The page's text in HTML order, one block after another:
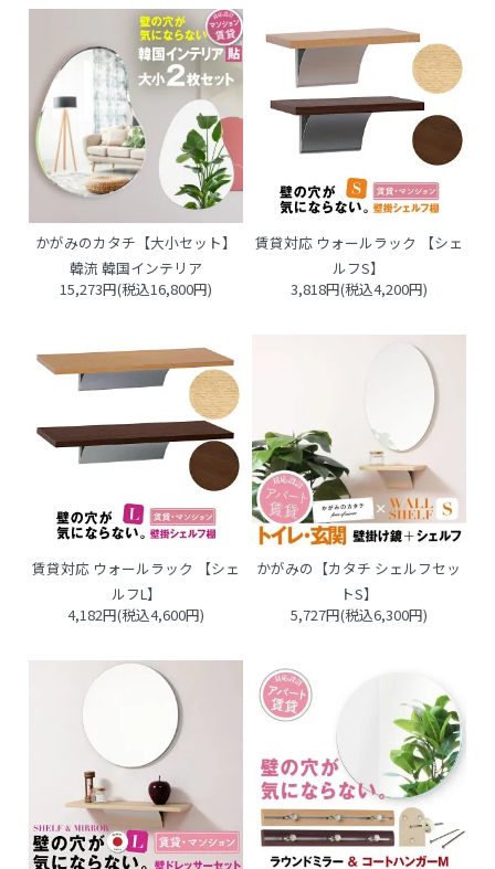
かがみのカタチ【大小セット】
韓流 韓国インテリア
15,273円(税込16,800円)
賃貸対応 ウォールラック 【シェ
ルフS】
3,818円(税込4,200円)
賃貸対応 ウォールラック 【シェ
ルフL】
4,182円(税込4,600円)
かがみの【カタチ シェルフセッ
トS】
5,727円(税込6,300円)